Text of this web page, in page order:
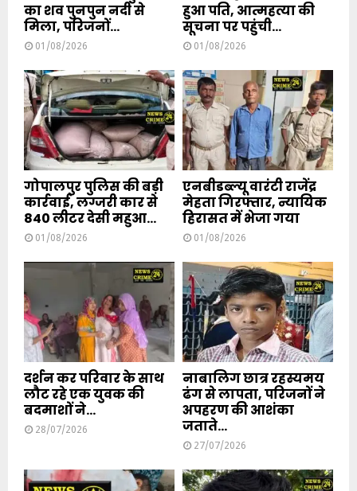
का शव पुनपुन नदी से
मिला, परिजनों...
01/08/2026
हुआ पति, आत्महत्या की
सूचना पर पहुंची...
01/08/2026
गोपालपुर पुलिस की बड़ी
कार्रवाई, लग्जरी कार से
840 लीटर देसी महुआ...
01/08/2026
एनबीडब्ल्यू वारंटी राजेंद्र
मेहता गिरफ्तार, न्यायिक
हिरासत में भेजा गया
01/08/2026
दर्शन कर परिवार के साथ
लौट रहे एक युवक की
बदमाशों ने...
28/07/2026
नाबालिग छात्र रहस्यमय
ढंग से लापता, परिजनों ने
अपहरण की आशंका
जताते...
27/07/2026